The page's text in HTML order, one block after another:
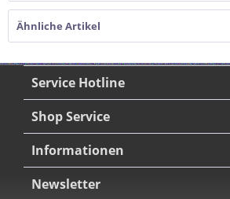
Ähnliche Artikel
Service Hotline
Shop Service
Informationen
Newsletter